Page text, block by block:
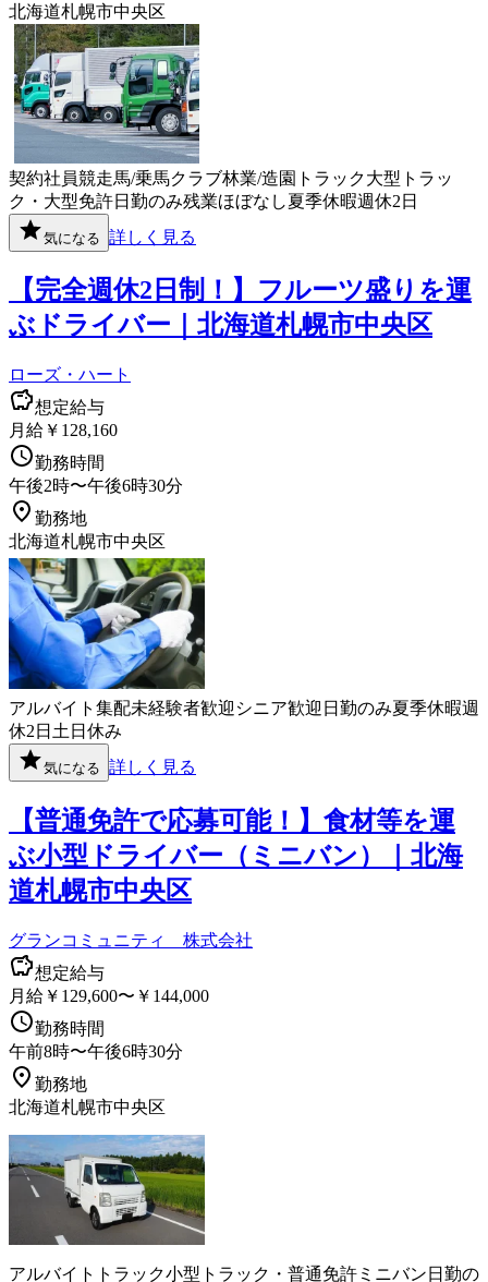
北海道札幌市中央区
契約社員競走馬/乗馬クラブ林業/造園 トラック大型トラッ
ク・大型免許日勤のみ残業ほぼなし夏季休暇週休2日
気になる 詳しく見る
【完全週休2日制！】フルーツ盛りを運
ぶドライバー｜北海道札幌市中央区
ローズ・ハート
想定給与
月給￥128,160
勤務時間
午後2時〜午後6時30分
勤務地
北海道札幌市中央区
アルバイト 集配未経験者歓迎 シニア歓迎 日勤のみ夏季休暇週
休2日 土日休み
気になる 詳しく見る
【普通免許で応募可能！】食材等を運
ぶ小型ドライバー（ミニバン）｜北海
道札幌市中央区
グランコミュニティ 株式会社
想定給与
月給￥129,600〜￥144,000
勤務時間
午前8時〜午後6時30分
勤務地
北海道札幌市中央区
アルバイト トラック小型トラック・普通免許 ミニバン 日勤の